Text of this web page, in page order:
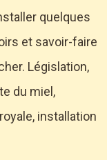
quelques
et savoir-faire
Législation,
du miel,
installation